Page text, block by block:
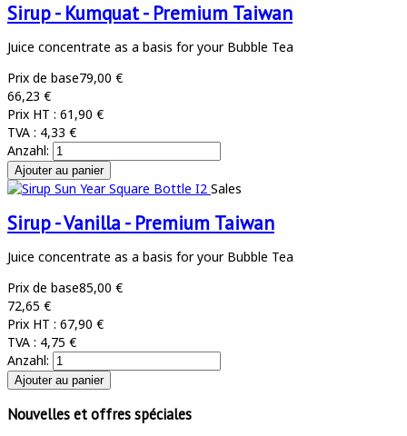
Sirup - Kumquat - Premium Taiwan
Juice concentrate as a basis for your Bubble Tea
Prix de base79,00 €
66,23 €
Prix HT : 61,90 €
TVA : 4,33 €
Anzahl:
Sales
Sirup - Vanilla - Premium Taiwan
Juice concentrate as a basis for your Bubble Tea
Prix de base85,00 €
72,65 €
Prix HT : 67,90 €
TVA : 4,75 €
Anzahl:
Nouvelles et offres spéciales